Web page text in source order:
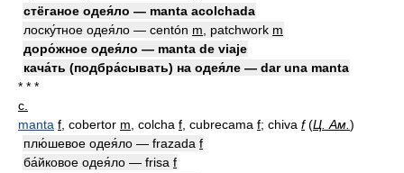
стёганое одея́ло — manta acolchada
лоску́тное одея́ло — centón m , patchwork m
доро́жное одея́ло — manta de viaje
кача́ть (подбра́сывать) на одея́ле — dar una manta
* * *
с.
manta f , cobertor m , colcha f , cubrecama f; chiva f(Ц. Ам. )
плю́шевое одея́ло — frazada f
ба́йковое одея́ло — frisa f